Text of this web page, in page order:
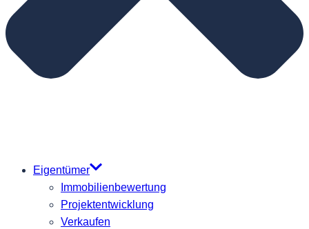
Eigentümer
Immobilienbewertung
Projektentwicklung
Verkaufen